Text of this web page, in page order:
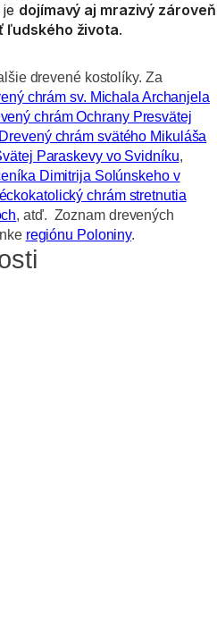
dojímavý aj mrazivý zároveň
ľudského života.
drevené kostolíky. Za
chrám sv. Michala Archanjela
chrám Ochrany Presvätej
Drevený chrám svätého Mikuláša
Paraskevy vo Svidníku,
Dimitrija Solúnskeho v
chrám stretnutia
, atď. Zoznam drevených
regiónu Poloniny.